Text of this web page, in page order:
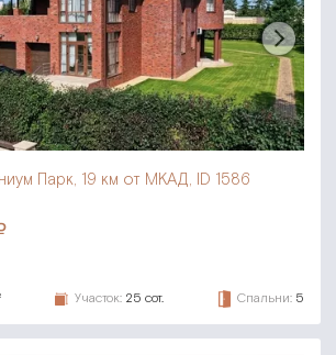
Парк, 19 км от МКАД, ID 1586
Участок: 25 сот. Спальни: 5